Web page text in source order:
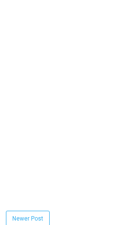
Newer Post